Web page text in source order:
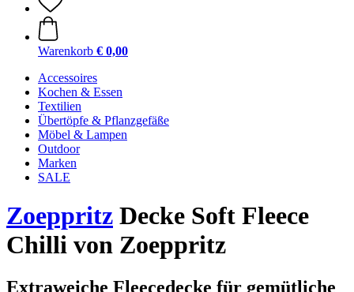
Warenkorb € 0,00
Accessoires
Kochen & Essen
Textilien
Übertöpfe & Pflanzgefäße
Möbel & Lampen
Outdoor
Marken
SALE
Zoeppritz Decke Soft Fleece
Chilli von Zoeppritz
Extraweiche Fleecedecke für gemütliche